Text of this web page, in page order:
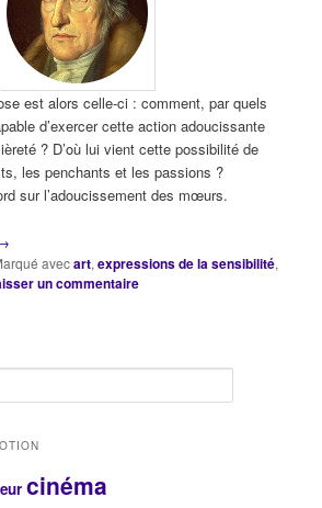
est alors celle-ci : comment, par quels
d’exercer cette action adoucissante
? D’où lui vient cette possibilité de
les penchants et les passions ?
sur l’adoucissement des mœurs.
avecart,expressions de la sensibilité,
un commentaire
cinéma